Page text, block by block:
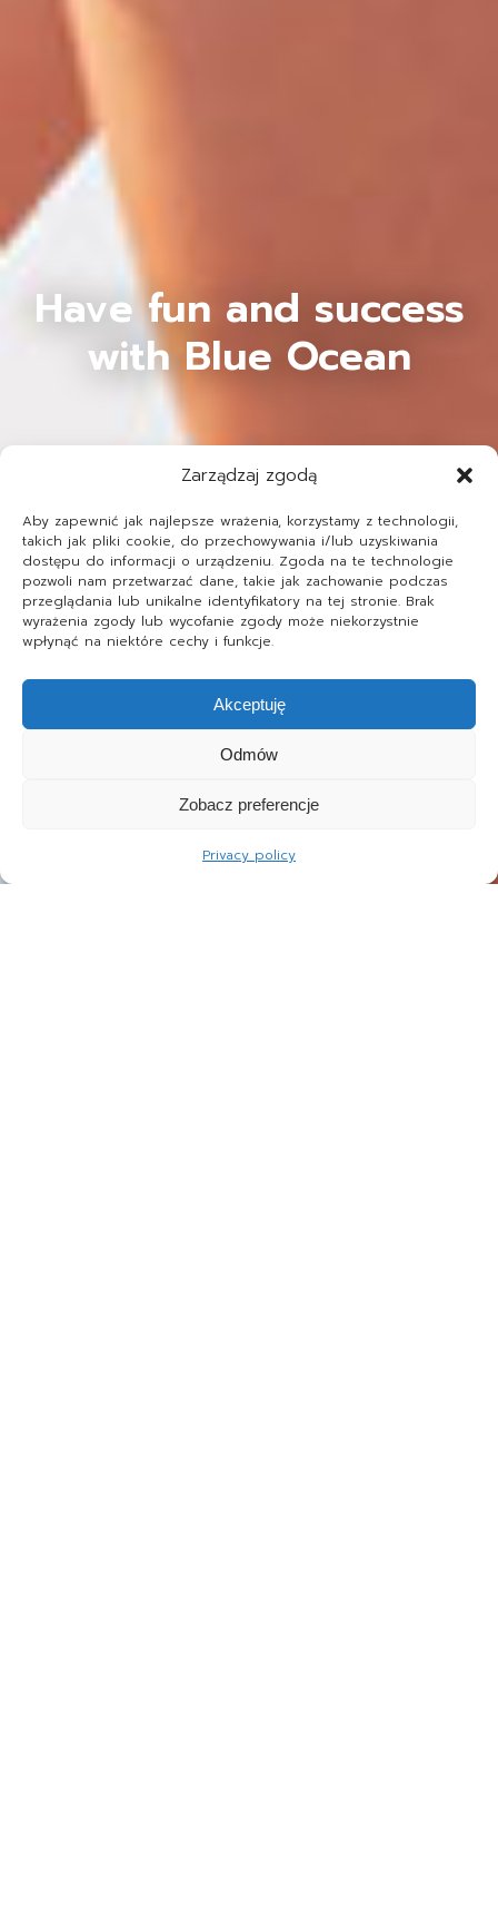
Zarządzaj zgodą
Aby zapewnić jak najlepsze wrażenia, korzystamy z technologii,
takich jak pliki cookie, do przechowywania i/lub uzyskiwania
dostępu do informacji o urządzeniu. Zgoda na te technologie
pozwoli nam przetwarzać dane, takie jak zachowanie podczas
przeglądania lub unikalne identyfikatory na tej stronie. Brak
wyrażenia zgody lub wycofanie zgody może niekorzystnie
wpłynąć na niektóre cechy i funkcje.
Akceptuję
Odmów
Zobacz preferencje
Privacy policy
Have fun and success
with Blue Ocean